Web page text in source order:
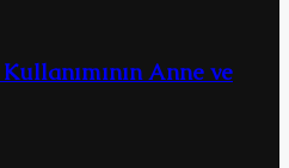
Anne ve